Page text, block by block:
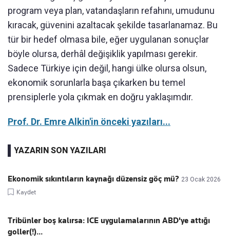
program veya plan, vatandaşların refahını, umudunu
kıracak, güvenini azaltacak şekilde tasarlanamaz. Bu
tür bir hedef olmasa bile, eğer uygulanan sonuçlar
böyle olursa, derhâl değişiklik yapılması gerekir.
Sadece Türkiye için değil, hangi ülke olursa olsun,
ekonomik sorunlarla başa çıkarken bu temel
prensiplerle yola çıkmak en doğru yaklaşımdır.
Prof. Dr. Emre Alkin'in önceki yazıları...
YAZARIN SON YAZILARI
Ekonomik sıkıntıların kaynağı düzensiz göç mü? 23 Ocak 2026
Kaydet
Tribünler boş kalırsa: ICE uygulamalarının ABD'ye attığı
goller(!)...